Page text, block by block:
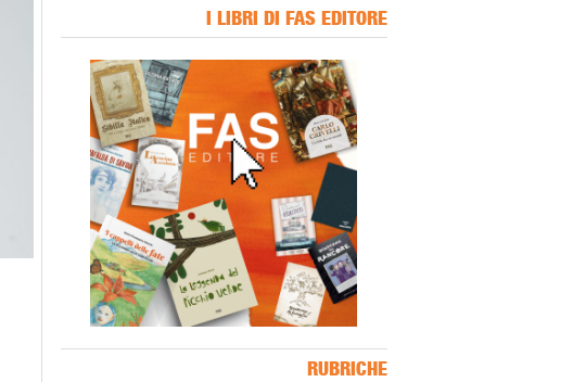
I LIBRI DI FAS EDITORE
RUBRICHE